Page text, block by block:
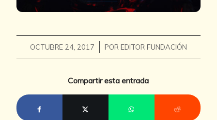
OCTUBRE 24, 2017
/ POR EDITOR FUNDACIÓN
Compartir esta entrada